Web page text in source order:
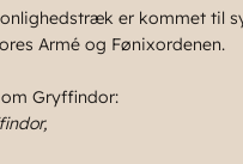
er kommet til
Armé og Fønixordenen.
Gryffindor: